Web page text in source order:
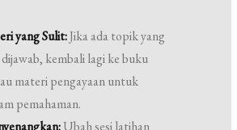
yang Sulit:Jika ada topik yang
kembali lagi ke buku
materi pengayaan untuk
pemahaman.
Ubah sesi latihan